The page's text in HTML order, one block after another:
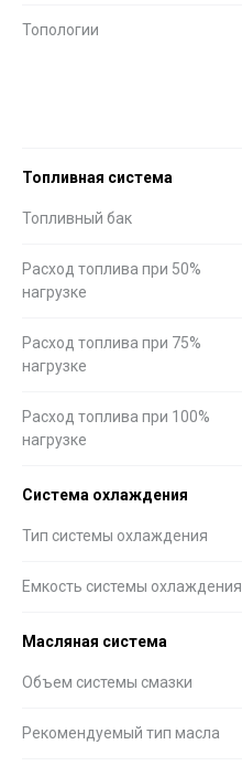
Топологии
Топливная система
Топливный бак
Расход топлива при 50%
нагрузке
Расход топлива при 75%
нагрузке
Расход топлива при 100%
нагрузке
Система охлаждения
Тип системы охлаждения
Емкость системы охлаждения
Масляная система
Объем системы смазки
Рекомендуемый тип масла